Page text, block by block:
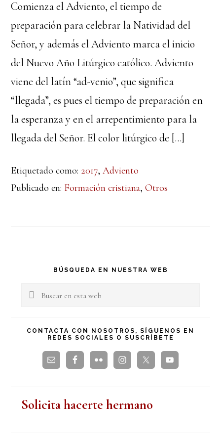
Comienza el Adviento, el tiempo de
preparación para celebrar la Natividad del
Señor, y además el Adviento marca el inicio
del Nuevo Año Litúrgico católico. Adviento
viene del latín “ad-venio”, que significa
“llegada”, es pues el tiempo de preparación en
la esperanza y en el arrepentimiento para la
llegada del Señor. El color litúrgico de […]
Etiquetado como: 2017,Adviento
Publicado en: Formación cristiana,Otros
Barra
lateral
BÚSQUEDA EN NUESTRA WEB
Buscar
esta
CONTACTA CON NOSOTROS, SÍGUENOS EN
REDES SOCIALES O SUSCRÍBETE
Solicita hacerte hermano